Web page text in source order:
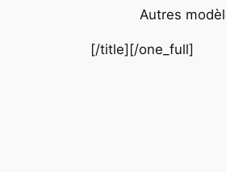
Autres modèl
[/title][/one_full]